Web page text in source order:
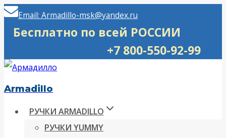
Перейти
Email: Armadillo-msk@yandex.ru
Бесплатно по всей РОССИИ
+7 800-550-92-99
Armadillo
РУЧКИ ARMADILLO
РУЧКИ YUMMY